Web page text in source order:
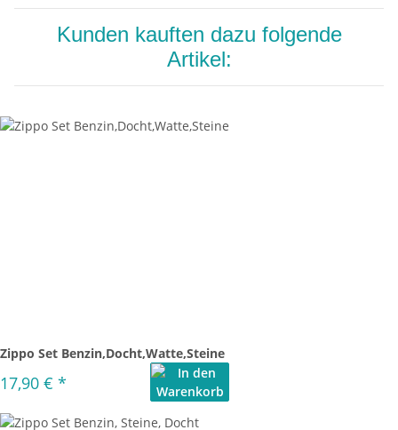
Kunden kauften dazu folgende
Artikel:
Zippo Set Benzin,Docht,Watte,Steine
17,90 € *